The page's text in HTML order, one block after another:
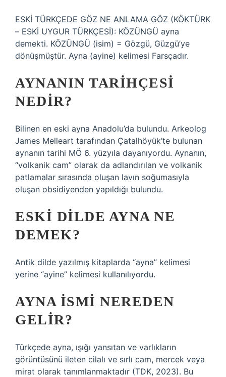
ESKİ TÜRKÇEDE GÖZ NE ANLAMA GÖZ (KÖKTÜRK
– ESKİ UYGUR TÜRKÇESİ): KÖZÜNGÜ ayna
demekti. KÖZÜNGÜ (isim) = Gözgü, Güzgü’ye
dönüşmüştür. Ayna (ayine) kelimesi Farsçadır.
AYNANIN TARIHÇESI
NEDIR?
Bilinen en eski ayna Anadolu’da bulundu. Arkeolog
James Melleart tarafından Çatalhöyük’te bulunan
aynanın tarihi MÖ 6. yüzyıla dayanıyordu. Aynanın,
“volkanik cam” olarak da adlandırılan ve volkanik
patlamalar sırasında oluşan lavın soğumasıyla
oluşan obsidiyenden yapıldığı bulundu.
ESKI DILDE AYNA NE
DEMEK?
Antik dilde yazılmış kitaplarda “ayna” kelimesi
yerine “ayine” kelimesi kullanılıyordu.
AYNA ISMI NEREDEN
GELIR?
Türkçede ayna, ışığı yansıtan ve varlıkların
görüntüsünü ileten cilalı ve sırlı cam, mercek veya
mirat olarak tanımlanmaktadır (TDK, 2023). Bu